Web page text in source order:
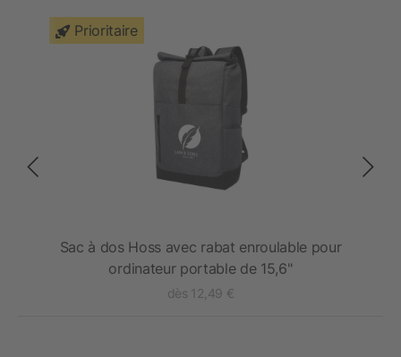
Prioritaire
Sac à dos Hoss avec rabat enroulable pour
ordinateur portable de 15,6"
dès 12,49 €